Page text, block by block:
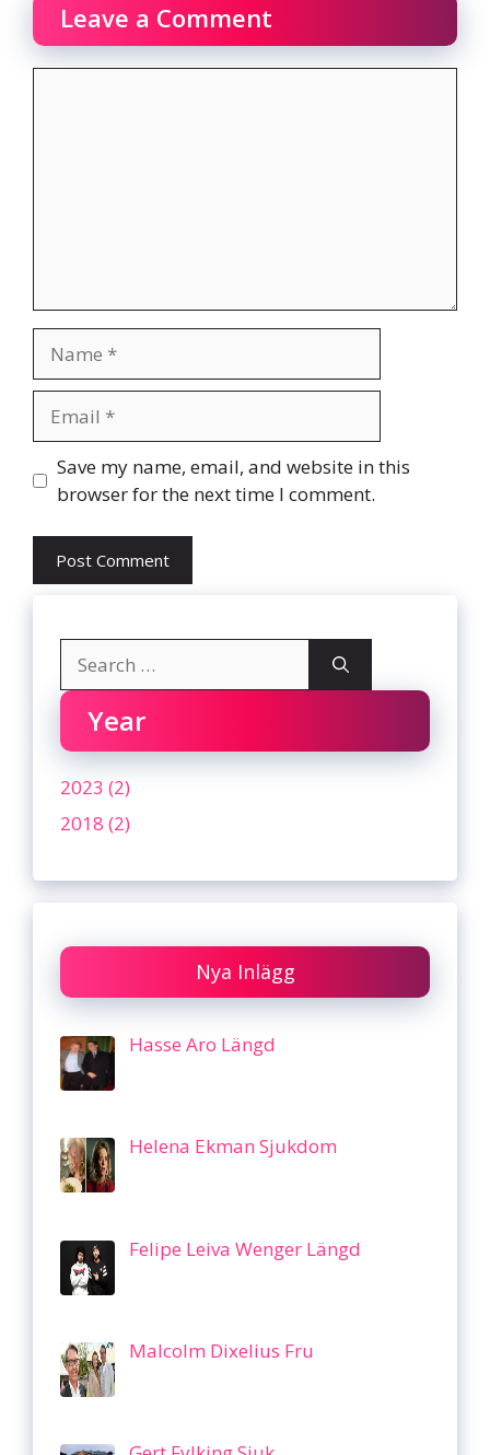
Leave a Comment
Website
Save my name, email, and website in this
browser for the next time I comment.
for:
Year
2023 (2)
2018 (2)
Nya Inlägg
Hasse Aro Längd
Helena Ekman Sjukdom
Felipe Leiva Wenger Längd
Malcolm Dixelius Fru